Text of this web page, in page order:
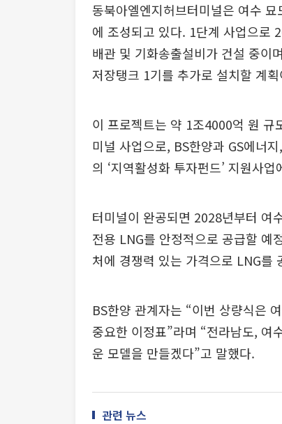
동북아엘엔지허브터미널은 여수
에 조성되고 있다. 1단계 사업으로
배관 및 기화송출설비가 건설 중이
저장탱크 1기를 추가로 설치할 계
이 프로젝트는 약 1조4000억 원 규
미널 사업으로, BS한양과 GS에너
의 ‘지역활성화 투자펀드’ 지원사
터미널이 완공되면 2028년부터 여
전용 LNG를 안정적으로 공급할 예
처에 경쟁력 있는 가격으로 LNG를
BS한양 관계자는 “이번 상량식은
중요한 이정표”라며 “전라남도, 여
운 모델을 만들겠다”고 말했다.
관련 뉴스